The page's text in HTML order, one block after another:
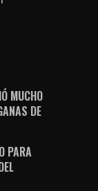
MUCHO
DE
PARA